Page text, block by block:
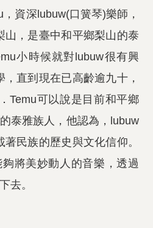
資深lubuw(口簧琴)樂師，
山，是臺中和平鄉梨山的泰
小時候就對lubuw很有興
直到現在已高齡逾九十，
Temu可以說是目前和平鄉
泰雅族人，他認為，lubuw
民族的歷史與文化信仰。
將美妙動人的音樂，透過
去。